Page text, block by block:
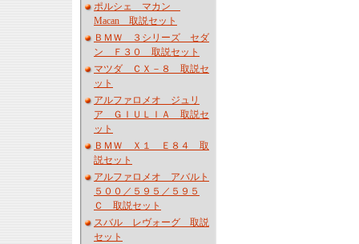
ポルシェ マカン
Macan 取説セット
ＢＭＷ ３シリーズ セダ
ン Ｆ３０ 取説セット
マツダ ＣＸ－８ 取説セ
ット
アルファロメオ ジュリ
ア ＧＩＵＬＩＡ 取説セ
ット
ＢＭＷ Ｘ１ Ｅ８４ 取
説セット
アルファロメオ アバルト
５００／５９５／５９５
Ｃ 取説セット
スバル レヴォーグ 取説
セット